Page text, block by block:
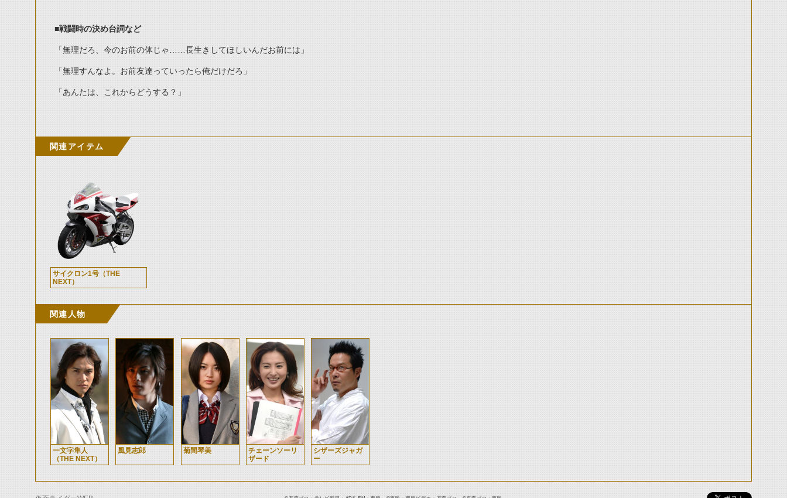
■戦闘時の決め台詞など
「無理だろ、今のお前の体じゃ……長生きしてほしいんだお前には」
「無理すんなよ。お前友達っていったら俺だけだろ」
「あんたは、これからどうする？」
関連アイテム
サイクロン1号（THE
NEXT）
関連人物
一文字隼人
（THE NEXT）
風見志郎 菊間琴美
チェーンソーリ
ザード
シザーズジャガ
ー